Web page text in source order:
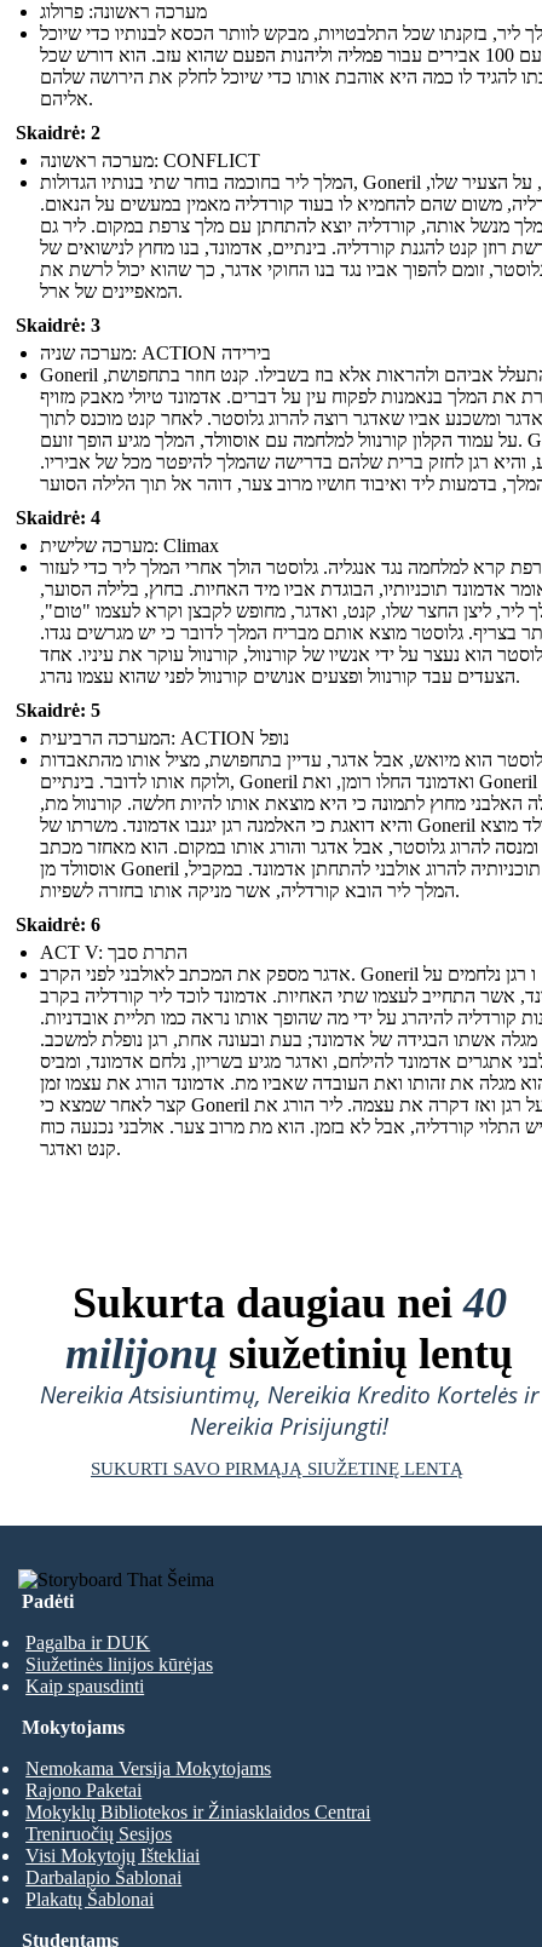
מערכה ראשונה: פרולוג
ליר, בזקנתו שכל התלבטויות, מבקש לוותר הכסא לבנותיו כדי שיוכל
לפרוש עם 100 אבירים עבור פמליה וליהנות הפעם שהוא עזב. הוא דורש שכל
להגיד לו כמה היא אוהבת אותו כדי שיוכל לחלק את הירושה שלהם
אליהם.
Skaidrė: 2
מערכה ראשונה: CONFLICT
המלך ליר בחוכמה בוחר שתי בנותיו הגדולות, Goneril ו רגן, על הצעיר שלו,
משום שהם להחמיא לו בעוד קורדליה מאמין במעשים על הנאום.
מנשל אותה, קורדליה יוצא להתחתן עם מלך צרפת במקום. ליר גם
רוזן קנט להגנת קורדליה. בינתיים, אדמונד, בנו מחוץ לנישואים של
גלוסטר, זומם להפוך אביו נגד בנו החוקי אדגר, כך שהוא יכול לרשת את
המאפיינים של ארל.
Skaidrė: 3
מערכה שניה: ACTION בירידה
Goneril ו רגן להתעלל אביהם ולהראות אלא בוז בשבילו. קנט חוזר בתחפושת,
את המלך בנאמנות לפקוח עין על דברים. אדמונד טיולי מאבק מזויף
ומשכנע אביו שאדגר רוצה להרוג גלוסטר. לאחר קנט מוכנס לתוך
על עמוד הקלון קורנוול למלחמה עם אוסוולד, המלך מגיע הופך זועם. Goneril
והיא רגן לחזק ברית שלהם בדרישה שהמלך להיפטר מכל של אביריו.
Skaidrė: 4
מערכה שלישית: Climax
קרא למלחמה נגד אנגליה. גלוסטר הולך אחרי המלך ליר כדי לעזור
אדמונד תוכניותיו, הבוגדת אביו מיד האחיות. בחוץ, בלילה הסוער,
ליר, ליצן החצר שלו, קנט, ואדגר, מחופש לקבצן וקרא לעצמו "טום",
בצריף. גלוסטר מוצא אותם מבריח המלך לדובר כי יש מגרשים נגדו.
הוא נעצר על ידי אנשיו של קורנוול, קורנוול עוקר את עיניו. אחד
הצעדים עבד קורנוול ופצעים אנושים קורנוול לפני שהוא עצמו נהרג.
Skaidrė: 5
המערכה הרביעית: ACTION נופל
הוא מיואש, אבל אדגר, עדיין בתחפושת, מציל אותו מהתאבדות
ולוקח אותו לדובר. בינתיים, Goneril ואדמונד החלו רומן, ואת Goneril רוצה
האלבני מחוץ לתמונה כי היא מוצאת אותו להיות חלשה. קורנוול מת,
והיא דואגת כי האלמנה רגן יגנבו אדמונד. משרתו של Goneril אוסוולד מוצא
ומנסה להרוג גלוסטר, אבל אדגר והורג אותו במקום. הוא מאחזר מכתב
אוסוולד מן Goneril מראה תוכניותיה להרוג אולבני להתחתן אדמונד. במקביל,
המלך ליר הובא קורדליה, אשר מניקה אותו בחזרה לשפיות.
Skaidrė: 6
ACT V: התרת סבך
אדגר מספק את המכתב לאולבני לפני הקרב. Goneril ו רגן נלחמים על
אשר התחייב לעצמו שתי האחיות. אדמונד לוכד ליר קורדליה בקרב
קורדליה להיהרג על ידי מה שהופך אותו נראה כמו תליית אובדניות.
מגלה אשתו הבגידה של אדמונד; בעת ובעונה אחת, רגן נופלת למשכב.
אתגרים אדמונד להילחם, ואדגר מגיע בשריון, נלחם אדמונד, ומביס
מגלה את זהותו ואת העובדה שאביו מת. אדמונד הורג את עצמו זמן
קצר לאחר שמצא כי Goneril מורעל רגן ואז דקרה את עצמה. ליר הורג את
התלוי קורדליה, אבל לא בזמן. הוא מת מרוב צער. אולבני נכנעה כוח
קנט ואדגר.
Sukurta daugiau nei40
milijonų siužetinių lentų
Nereikia Atsisiuntimų, Nereikia Kredito Kortelės ir
Nereikia Prisijungti!
SUKURTI SAVO PIRMĄJĄ SIUŽETINĘ LENTĄ
Padėti
Pagalba ir DUK
Siužetinės linijos kūrėjas
Kaip spausdinti
Studentams
Mokytojams
Nemokama Versija Mokytojams
Rajono Paketai
Mokyklų Bibliotekos ir Žiniasklaidos Centrai
Treniruočių Sesijos
Visi Mokytojų Ištekliai
Darbalapio Šablonai
Plakatų Šablonai